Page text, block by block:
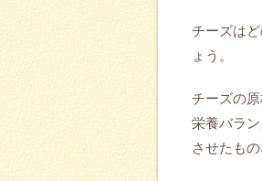
チーズは
ょう。
チーズの
栄養バラ
させたも